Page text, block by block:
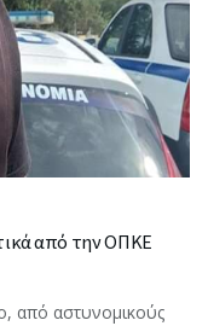
από την ΟΠΚΕ
από αστυνομικούς